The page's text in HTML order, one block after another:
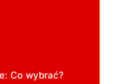
Co‍ wybrać?